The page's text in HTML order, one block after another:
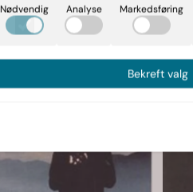
Nødvendig Analyse Markedsføring
Bekreft valg